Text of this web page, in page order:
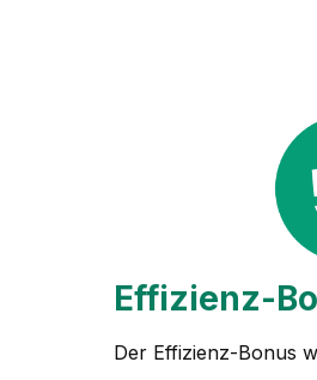
Effizienz-
Der Effizienz-Bonus